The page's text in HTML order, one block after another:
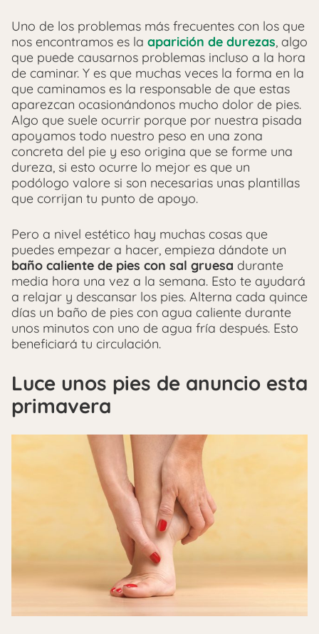
Uno de los problemas más frecuentes con los que
nos encontramos es la aparición de durezas, algo
que puede causarnos problemas incluso a la hora
de caminar. Y es que muchas veces la forma en la
que caminamos es la responsable de que estas
aparezcan ocasionándonos mucho dolor de pies.
Algo que suele ocurrir porque por nuestra pisada
apoyamos todo nuestro peso en una zona
concreta del pie y eso origina que se forme una
dureza, si esto ocurre lo mejor es que un
podólogo valore si son necesarias unas plantillas
que corrijan tu punto de apoyo.
Pero a nivel estético hay muchas cosas que
puedes empezar a hacer, empieza dándote un
baño caliente de pies con sal gruesa durante
media hora una vez a la semana. Esto te ayudará
a relajar y descansar los pies. Alterna cada quince
días un baño de pies con agua caliente durante
unos minutos con uno de agua fría después. Esto
beneficiará tu circulación.
Luce unos pies de anuncio esta
primavera